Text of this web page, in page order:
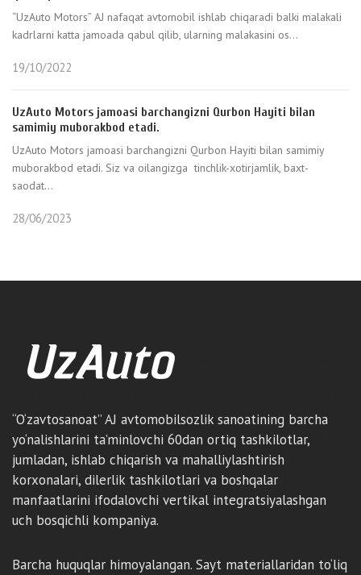
“UzAuto Motors” AJ nafaqat avtomobil ishlab chiqaradi balki malakali
kadrlarni katta jamoada qabul qilib, ularning malakasini os...
19/10/2022
UzAuto Motors jamoasi barchangizni Qurbon Hayiti bilan
samimiy muborakbod etadi.
UzAuto Motors jamoasi barchangizni Qurbon Hayiti bilan samimiy
muborakbod etadi. Siz va oilangizga tinchlik-xotirjamlik, baxt-
saodat...
28/06/2023
“O‘zavtosanoat” AJ avtomobilsozlik sanoatining barcha
yo‘nalishlarini ta’minlovchi 60dan ortiq tashkilotlar,
jumladan, ishlab chiqarish va mahalliylashtirish
korxonalari, dilerlik tashkilotlari va boshqalar
manfaatlarini ifodalovchi vertikal integratsiyalashgan
uch bosqichli kompaniya.
Barcha huquqlar himoyalangan. Sayt materiallaridan to‘liq